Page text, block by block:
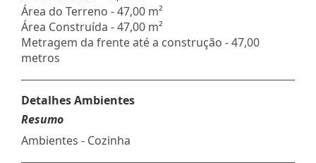
Área do Terreno - 47,00 m²
Área Construída - 47,00 m²
Metragem da frente até a construção - 47,00
metros
Detalhes Ambientes
Resumo
Ambientes - Cozinha